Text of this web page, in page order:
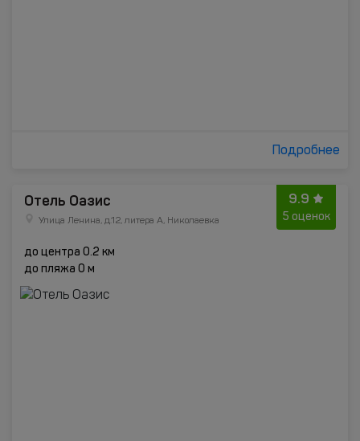
Подробнее
9.9
5 оценок
Отель Оазис
Улица Ленина, д.12, литера А, Николаевка
до центра 0.2 км
до пляжа 0 м